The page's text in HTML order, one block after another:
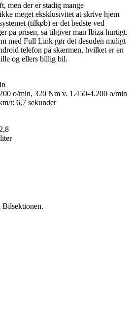
men der er stadig mange
meget eksklusivitet at skrive hjem
(tilkøb) er det bedste ved
på prisen, så tilgiver man Ibiza hurtigt.
med Full Link gør det desuden muligt
telefon på skærmen, hvilket er en
og ellers billig bil.
o/min, 320 Nm v. 1.450-4.200 o/min
t: 6,7 sekunder
Bilsektionen.